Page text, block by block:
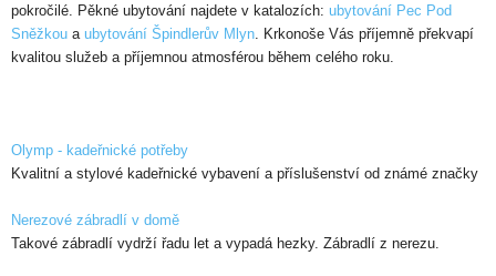
pokročilé. Pěkné ubytování najdete v katalozích: ubytování Pec Pod
Sněžkou a ubytování Špindlerův Mlyn . Krkonoše Vás příjemně překvapí
kvalitou služeb a příjemnou atmosférou během celého roku.
Olymp - kadeřnické potřeby
Kvalitní a stylové kadeřnické vybavení a příslušenství od známé značky
Nerezové zábradlí v domě
Takové zábradlí vydrží řadu let a vypadá hezky. Zábradlí z nerezu.